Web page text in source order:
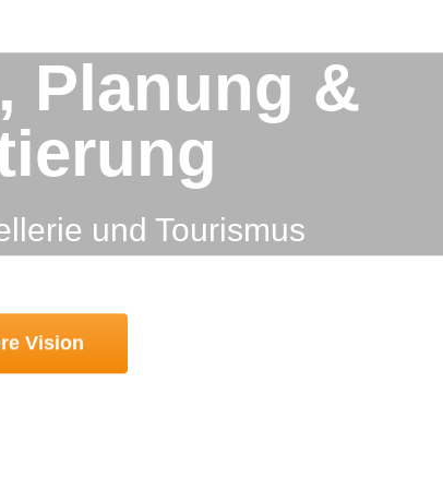
Planung &
und Tourismus
Vision